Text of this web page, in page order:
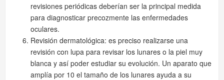
revisiones periódicas deberían ser la principal medida
para diagnosticar precozmente las enfermedades
oculares.
Revisión dermatológica: es preciso realizarse una
revisión con lupa para revisar los lunares o la piel muy
blanca y así poder estudiar su evolución. Un aparato que
amplía por 10 el tamaño de los lunares ayuda a su